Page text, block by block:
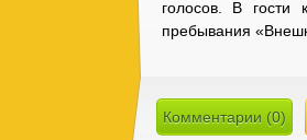
голосов. В гости
пребывания
Комментарии (0)